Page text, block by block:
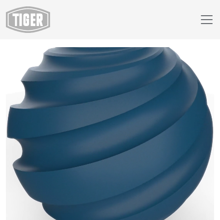
Webshop
29/41530 - RAL 5009 Azuurblauw